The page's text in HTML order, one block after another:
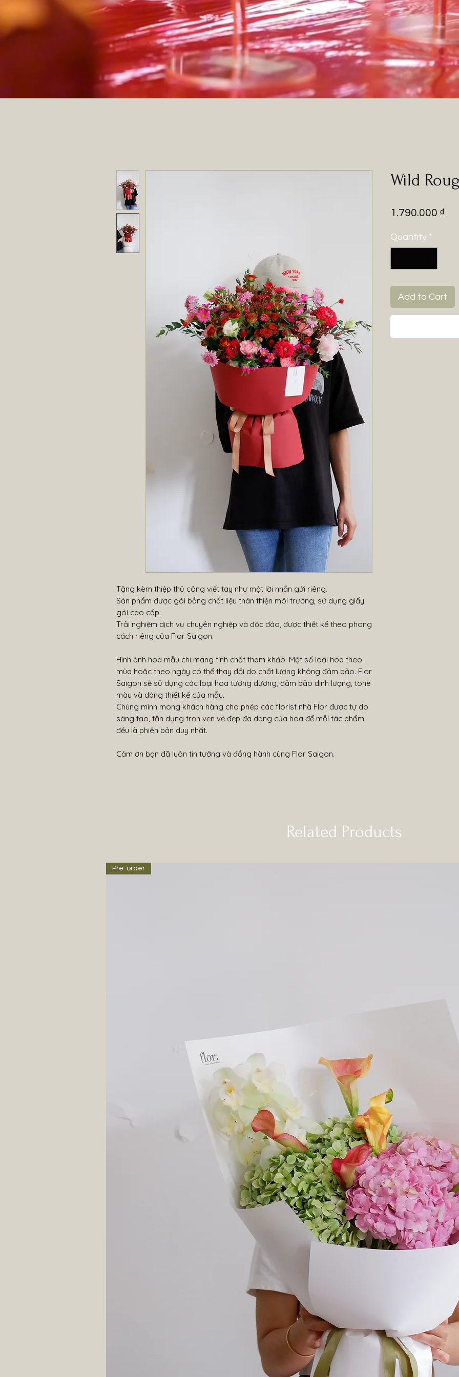
Tặng kèm thiệp thủ công viết tay như một lời nhắn gửi riêng.
Sản phẩm được gói bằng chất liệu thân thiện môi trường, sử dụng giấy
gói cao cấp.
Trải nghiệm dịch vụ chuyên nghiệp và độc đáo, được thiết kế theo phong
cách riêng của Flor Saigon.
Hình ảnh hoa mẫu chỉ mang tính chất tham khảo. Một số loại hoa theo
mùa hoặc theo ngày có thể thay đổi do chất lượng không đảm bảo. Flor
Saigon sẽ sử dụng các loại hoa tương đương, đảm bảo định lượng, tone
màu và dáng thiết kế của mẫu.
Chúng mình mong khách hàng cho phép các florist nhà Flor được tự do
sáng tạo, tận dụng trọn vẹn vẻ đẹp đa dạng của hoa để mỗi tác phẩm
đều là phiên bản duy nhất.
Cảm ơn bạn đã luôn tin tưởng và đồng hành cùng Flor Saigon.
Wild
1.790.000 ₫
Quantity *
Add to Cart
Related Products
Pre-order